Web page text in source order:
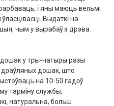
і яны маюць вельмі
Выдаткі на
чым у вырабаў з дрэва.
у тры-чатыры разы
дошак, што
на 10-50 гадоў
тэрміну службы,
натуральна, больш